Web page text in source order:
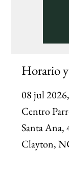
Horario
08 jul
Centro
Santa Ana,
Clayton,